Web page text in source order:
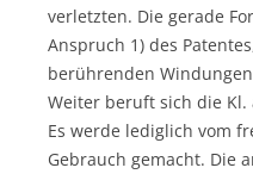
verletzten. Die gerade
Anspruch 1) des
berührenden
Weiter beruft sich die
Es werde lediglich vom
Gebrauch gemacht. Die